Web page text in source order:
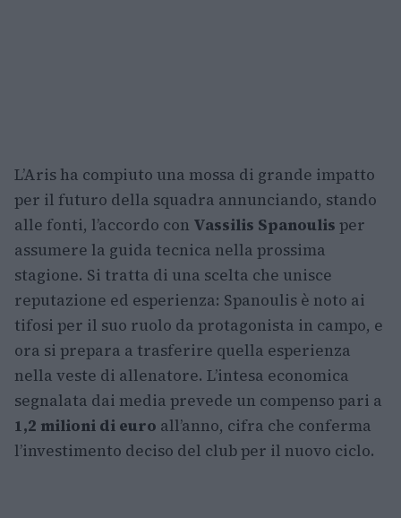
L’Aris ha compiuto una mossa di grande impatto
per il futuro della squadra annunciando, stando
alle fonti, l’accordo con Vassilis Spanoulis per
assumere la guida tecnica nella prossima
stagione. Si tratta di una scelta che unisce
reputazione ed esperienza: Spanoulis è noto ai
tifosi per il suo ruolo da protagonista in campo, e
ora si prepara a trasferire quella esperienza
nella veste di allenatore. L’intesa economica
segnalata dai media prevede un compenso pari a
1,2 milioni di euro all’anno, cifra che conferma
l’investimento deciso del club per il nuovo ciclo.